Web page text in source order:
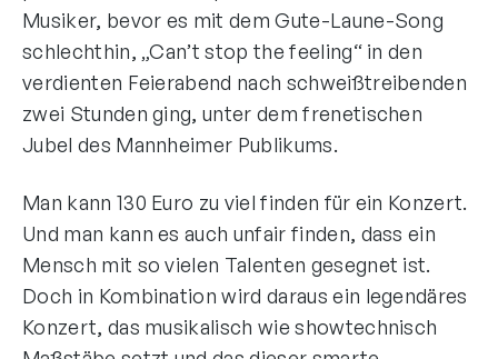
Musiker, bevor es mit dem Gute-Laune-Song
schlechthin, „Can’t stop the feeling“ in den
verdienten Feierabend nach schweißtreibenden
zwei Stunden ging, unter dem frenetischen
Jubel des Mannheimer Publikums.
Man kann 130 Euro zu viel finden für ein Konzert.
Und man kann es auch unfair finden, dass ein
Mensch mit so vielen Talenten gesegnet ist.
Doch in Kombination wird daraus ein legendäres
Konzert, das musikalisch wie showtechnisch